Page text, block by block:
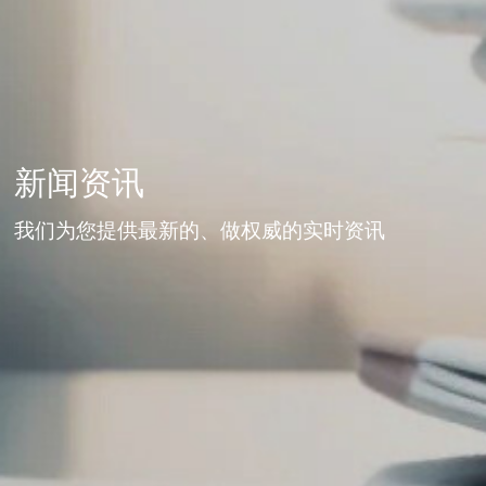
新闻资讯
我们为您提供最新的、做权威的实时资讯